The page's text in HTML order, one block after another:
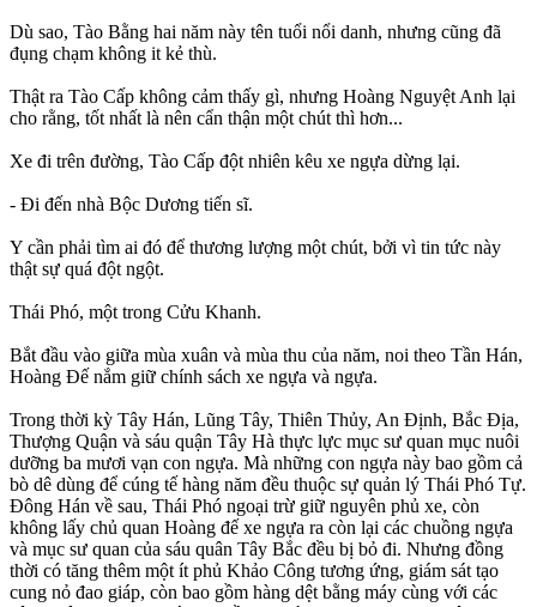
Dù sao, Tào Bằng hai năm này tên tuổi nổi danh, nhưng cũng đã
đụng chạm không it kẻ thù.
Thật ra Tào Cấp không cảm thấy gì, nhưng Hoàng Nguyệt Anh lại
cho rằng, tốt nhất là nên cẩn thận một chút thì hơn...
Xe đi trên đường, Tào Cấp đột nhiên kêu xe ngựa dừng lại.
- Đi đến nhà Bộc Dương tiến sĩ.
Y cần phải tìm ai đó để thương lượng một chút, bởi vì tin tức này
thật sự quá đột ngột.
Thái Phó, một trong Cửu Khanh.
Bắt đầu vào giữa mùa xuân và mùa thu của năm, noi theo Tần Hán,
Hoàng Đế nắm giữ chính sách xe ngựa và ngựa.
Trong thời kỳ Tây Hán, Lũng Tây, Thiên Thủy, An Định, Bắc Địa,
Thượng Quận và sáu quận Tây Hà thực lực mục sư quan mục nuôi
dưỡng ba mươi vạn con ngựa. Mà những con ngựa này bao gồm cả
bò dê dùng để cúng tế hàng năm đều thuộc sự quản lý Thái Phó Tự.
Đông Hán về sau, Thái Phó ngoại trừ giữ nguyên phủ xe, còn
không lấy chủ quan Hoàng đế xe ngựa ra còn lại các chuồng ngựa
và mục sư quan của sáu quân Tây Bắc đều bị bỏ đi. Nhưng đồng
thời có tăng thêm một ít phủ Khảo Công tương ứng, giám sát tạo
cung nỏ đao giáp, còn bao gồm hàng dệt bằng máy cùng với các